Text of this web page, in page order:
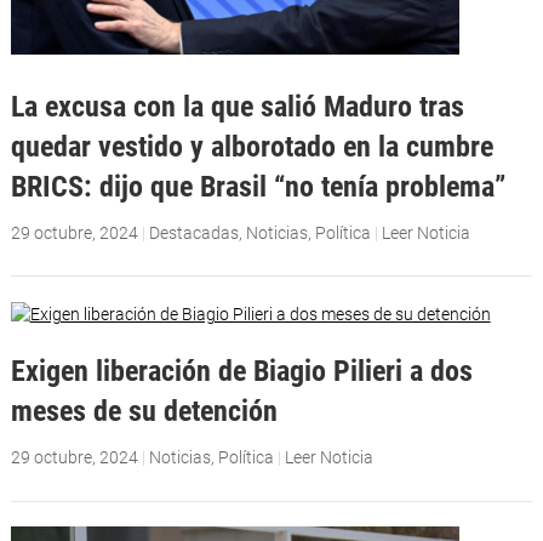
La excusa con la que salió Maduro tras
quedar vestido y alborotado en la cumbre
BRICS: dijo que Brasil “no tenía problema”
29 octubre, 2024| Destacadas, Noticias, Política | Leer Noticia
Exigen liberación de Biagio Pilieri a dos
meses de su detención
29 octubre, 2024| Noticias, Política | Leer Noticia